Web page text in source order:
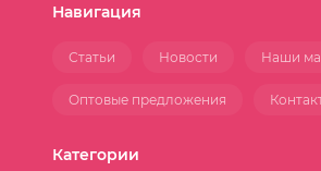
Статьи Новости Наши
Оптовые предложения
Навигация
Категории